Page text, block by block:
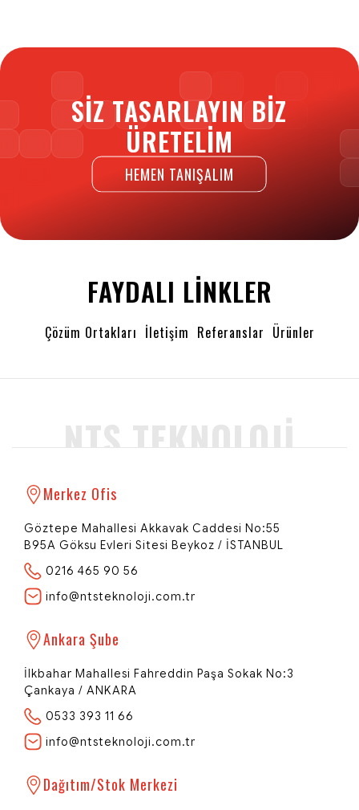
NTS Teknoloji
Network | Technology | Systems
Redi - Dijital Rehberiniz
Merhaba 👋
bir teklif hazırlamamız için birkaç
bilgiye ihtiyacım var.
SIZ TASARLAYIN BIZ
ÜRETELIM
HEMEN TANIŞALIM
FAYDALI LINKLER
Çözüm Ortakları İletişim Referanslar Ürünler
NTS TEKNOLOJI
Merkez Ofis
Göztepe Mahallesi Akkavak Caddesi No:55
B95A Göksu Evleri Sitesi Beykoz / İSTANBUL
0216 465 90 56
info@ntsteknoloji.com.tr
Ankara Şube
İlkbahar Mahallesi Fahreddin Paşa Sokak No:3
Çankaya / ANKARA
0533 393 11 66
info@ntsteknoloji.com.tr
Dağıtım/Stok Merkezi